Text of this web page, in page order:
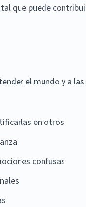
que puede
el mundo y a las
en otros
confusas